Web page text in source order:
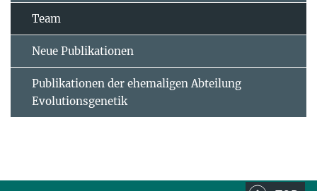
Team
Neue Publikationen
Publikationen der ehemaligen Abteilung
Evolutionsgenetik